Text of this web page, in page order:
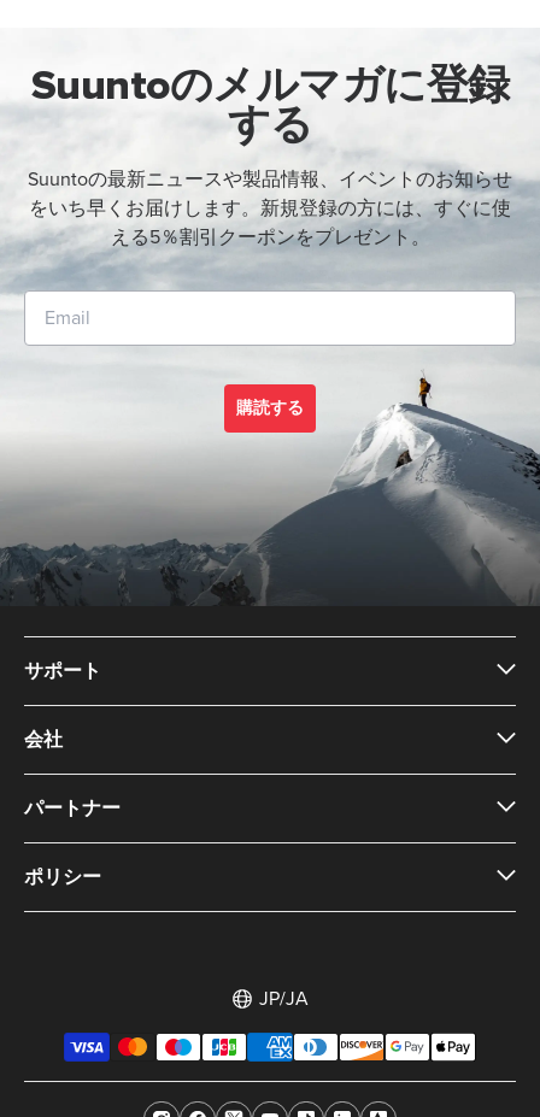
Suuntoのメルマガに登録
する
Suuntoの最新ニュースや製品情報、イベントのお知らせ
をいち早くお届けします。新規登録の方には、すぐに使
える5％割引クーポンをプレゼント。
購読する
サポート
会社
パートナー
ポリシー
JP/JA